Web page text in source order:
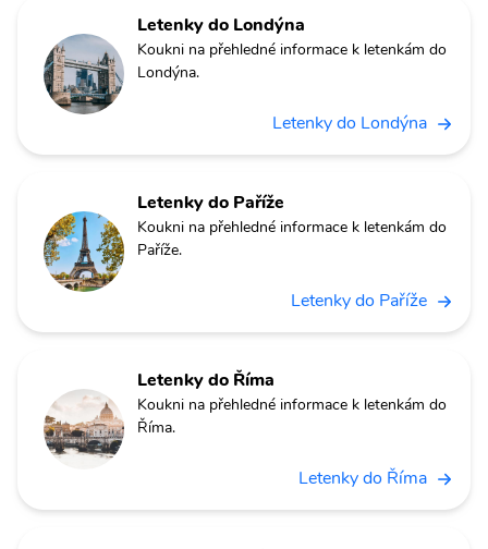
Letenky do Londýna
Koukni na přehledné informace k letenkám do
Londýna.
Letenky do Londýna
Letenky do Paříže
Koukni na přehledné informace k letenkám do
Paříže.
Letenky do Paříže
Letenky do Říma
Koukni na přehledné informace k letenkám do
Říma.
Letenky do Říma